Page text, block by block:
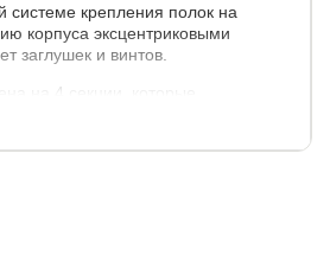
системе крепления полок на
корпуса эксцентриковыми
заглушек и винтов.
на 4 секции, которые
порядке.